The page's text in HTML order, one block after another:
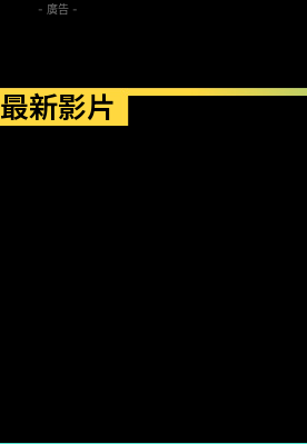
- 廣告 -
最新影片